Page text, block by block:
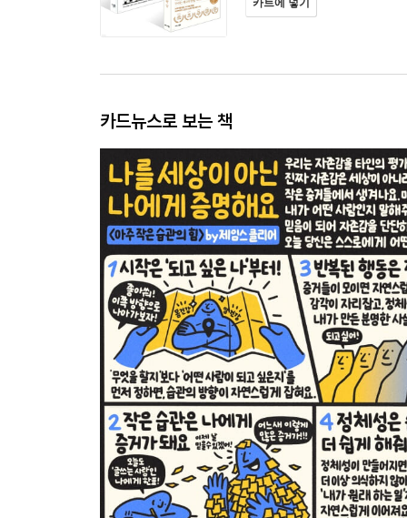
카트에 넣기
카드뉴스로 보는 책